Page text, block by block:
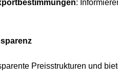
:
Preisstrukturen und